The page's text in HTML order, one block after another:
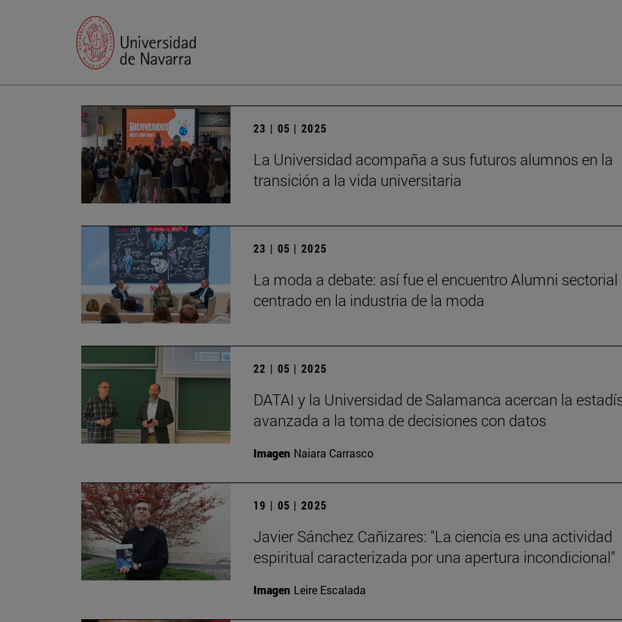
23 | 05 | 2025
La Universidad acompaña a sus futuros alumnos en la
transición a la vida universitaria
23 | 05 | 2025
La moda a debate: así fue el encuentro Alumni sectorial
centrado en la industria de la moda
22 | 05 | 2025
DATAI y la Universidad de Salamanca acercan la
avanzada a la toma de decisiones con datos
Imagen Naiara Carrasco
19 | 05 | 2025
Javier Sánchez Cañizares: "La ciencia es una actividad
espiritual caracterizada por una apertura incondicional"
Imagen Leire Escalada